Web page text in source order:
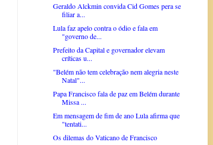
Geraldo Alckmin convida Cid Gomes pera se
filiar a...
Lula faz apelo contra o ódio e fala em
"governo de...
Prefeito da Capital e governador elevam
críticas u...
"Belém não tem celebração nem alegria neste
Natal"...
Papa Francisco fala de paz em Belém durante
Missa ...
Em mensagem de fim de ano Lula afirma que
"tentati...
Os dilemas do Vaticano de Francisco